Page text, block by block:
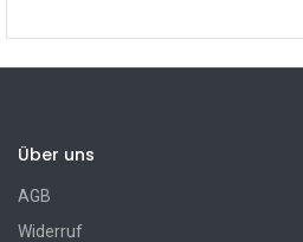
Über uns
AGB
Widerruf